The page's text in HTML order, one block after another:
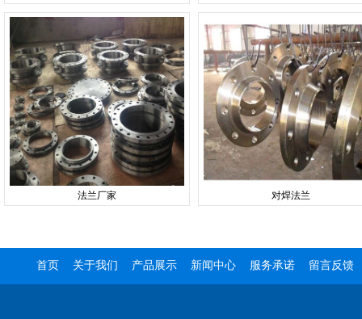
法兰厂家 对焊法兰
首页 关于我们 产品展示 新闻中心 服务承诺 留言反馈